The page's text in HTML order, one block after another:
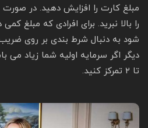
مبلغ کارت را افزایش دهید. در
را بالا نبرید. برای افرادی که مبلغ
تا ۲ تمرکز کنید.